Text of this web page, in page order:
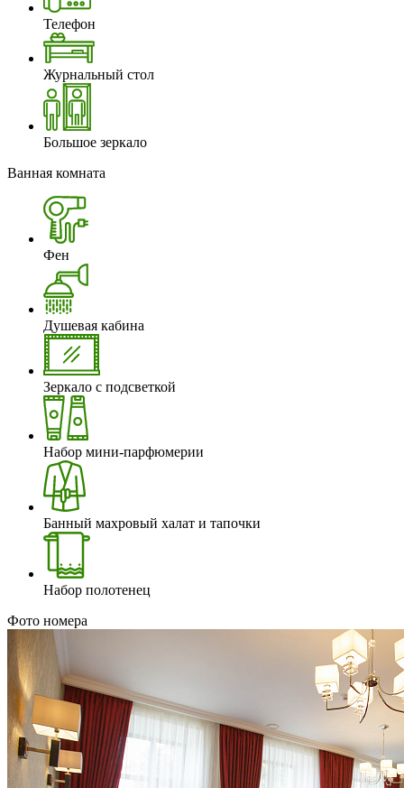
Телефон
Журнальный стол
Большое зеркало
Ванная комната
Фен
Душевая кабина
Зеркало с подсветкой
Набор мини-парфюмерии
Банный махровый халат и тапочки
Набор полотенец
Фото номера